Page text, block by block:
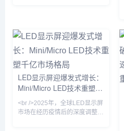
LED背光技术加速向中端市场渗
透，75英寸电视价格首次跌破
万元大关。行业分析师指出，这
不仅是像素间距的缩小，更意味
着LED显示从“户外广告牌”向“超
高清家庭影院”的边界消融。<br
/><br />国
LED显示屏迎爆发式增长：
Mini/Micro LED技术重塑千
亿市场格局
<br />2025年，全球LED显示屏
市场在经历疫情后的深度调整期